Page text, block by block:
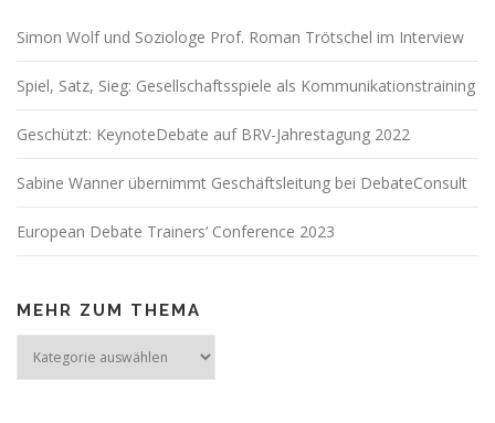
Simon Wolf und Soziologe Prof. Roman Trötschel im Interview
Spiel, Satz, Sieg: Gesellschaftsspiele als Kommunikationstraining
Geschützt: KeynoteDebate auf BRV-Jahrestagung 2022
Sabine Wanner übernimmt Geschäftsleitung bei DebateConsult
European Debate Trainers‘ Conference 2023
MEHR ZUM THEMA
zum